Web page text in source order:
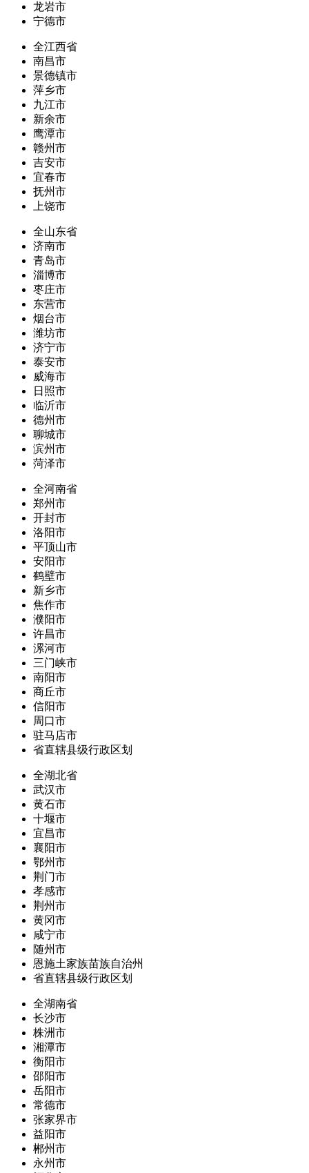
龙岩市
宁德市
全江西省
南昌市
景德镇市
萍乡市
九江市
新余市
鹰潭市
赣州市
吉安市
宜春市
抚州市
上饶市
全山东省
济南市
青岛市
淄博市
枣庄市
东营市
烟台市
潍坊市
济宁市
泰安市
威海市
日照市
临沂市
德州市
聊城市
滨州市
菏泽市
全河南省
郑州市
开封市
洛阳市
平顶山市
安阳市
鹤壁市
新乡市
焦作市
濮阳市
许昌市
漯河市
三门峡市
南阳市
商丘市
信阳市
周口市
驻马店市
省直辖县级行政区划
全湖北省
武汉市
黄石市
十堰市
宜昌市
襄阳市
鄂州市
荆门市
孝感市
荆州市
黄冈市
咸宁市
随州市
恩施土家族苗族自治州
省直辖县级行政区划
全湖南省
长沙市
株洲市
湘潭市
衡阳市
邵阳市
岳阳市
常德市
张家界市
益阳市
郴州市
永州市